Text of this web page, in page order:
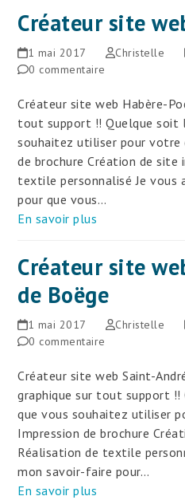
Créateur site
1 mai 2017 Christelle
0 commentaire
Créateur site web Habère-
tout support !! Quelque soit
souhaitez utiliser pour votre
de brochure Création de
textile personnalisé Je vous
pour que vous…
En savoir plus
Créateur site
de Boëge
1 mai 2017 Christelle
0 commentaire
Créateur site web Saint-
graphique sur tout support
que vous souhaitez utiliser
Impression de brochure
Réalisation de textile
mon savoir-faire pour…
En savoir plus